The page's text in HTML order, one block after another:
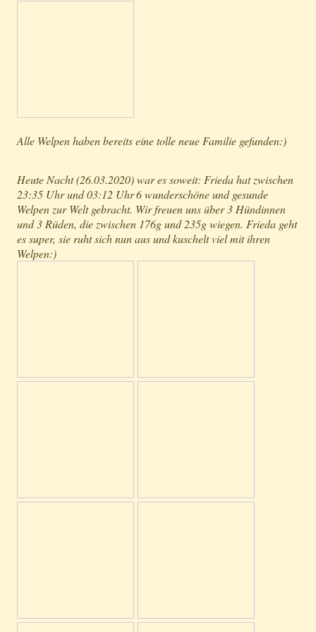
Alle Welpen haben bereits eine tolle neue Familie gefunden:)
Heute Nacht (26.03.2020) war es soweit: Frieda hat zwischen
23:35 Uhr und 03:12 Uhr6 wunderschöne und gesunde
Welpen zur Welt gebracht. Wir freuen uns über 3 Hündinnen
und 3 Rüden, die zwischen 176g und 235g wiegen. Frieda geht
es super, sie ruht sich nun aus und kuschelt viel mit ihren
Welpen:)